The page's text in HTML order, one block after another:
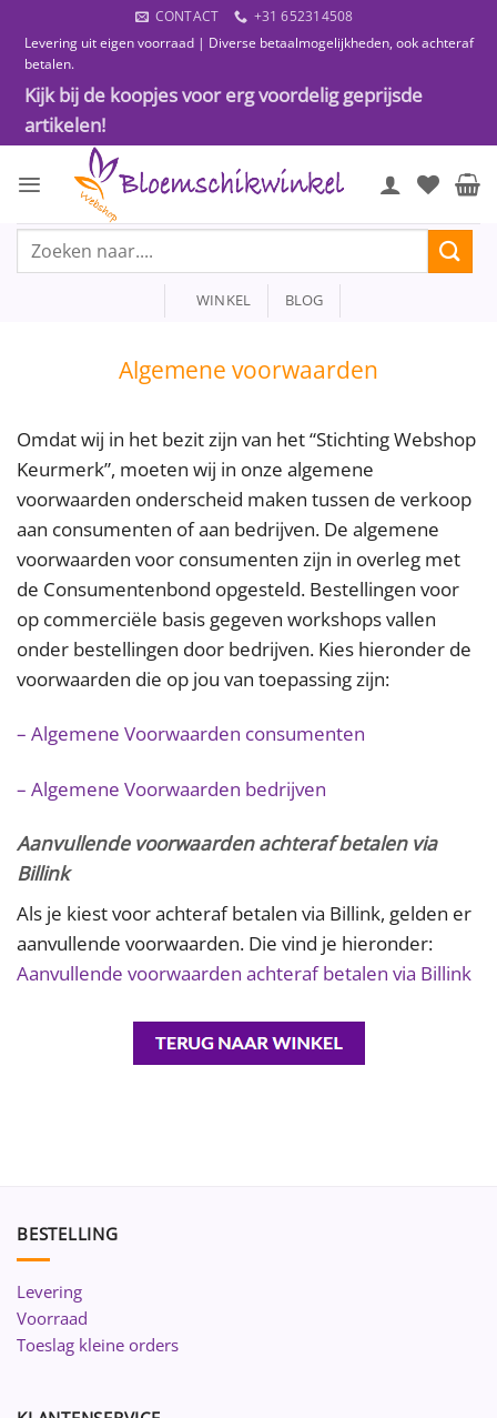
naar
inhoud
CONTACT
+31 652314508
Levering uit eigen voorraad | Diverse betaalmogelijkheden, ook achteraf
betalen.
Kijk bij de koopjes voor erg voordelig geprijsde
artikelen!
Zoeken
WINKEL BLOG
Algemene voorwaarden
Omdat wij in het bezit zijn van het “Stichting Webshop
Keurmerk”, moeten wij in onze algemene
voorwaarden onderscheid maken tussen de verkoop
aan consumenten of aan bedrijven. De algemene
voorwaarden voor consumenten zijn in overleg met
de Consumentenbond opgesteld. Bestellingen voor
op commerciële basis gegeven workshops vallen
onder bestellingen door bedrijven. Kies hieronder de
voorwaarden die op jou van toepassing zijn:
– Algemene Voorwaarden consumenten
– Algemene Voorwaarden bedrijven
Aanvullende voorwaarden achteraf betalen via
Billink
Als je kiest voor achteraf betalen via Billink, gelden er
aanvullende voorwaarden. Die vind je hieronder:
Aanvullende voorwaarden achteraf betalen via Billink
BESTELLING
Levering
Voorraad
Toeslag kleine orders